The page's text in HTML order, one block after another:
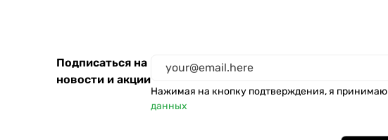
Семейный
Подписаться на
новости и акции
Нажимая на кнопку подтверждения, я принимаю
данных